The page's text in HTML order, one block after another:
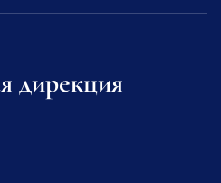
дирекция